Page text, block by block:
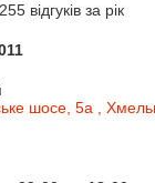
відгуків за рік
шосе, 5а ,